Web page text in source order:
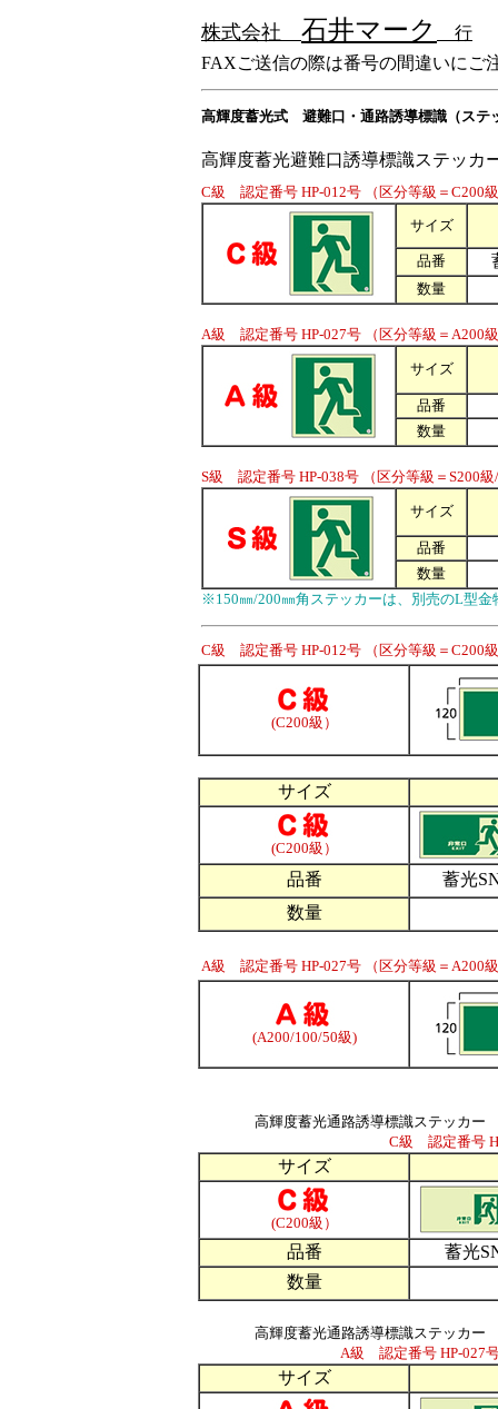
株式会社 石井マーク
行
FAXご送信の際は番号の間違いにご
高輝度蓄光式 避難口・通路誘導標識（ステ
高輝度蓄光避難口誘導標識ステッ
C級 認定番号 HP-012号 （区分等級＝C200
サイズ
品番
数量
A級 認定番号 HP-027号 （区分等級＝A200
サイズ
品番
数量
S級 認定番号 HP-038号 （区分等級＝S200級
サイズ
品番
数量
※150㎜/200㎜角ステッカーは、別売のL型
C級 認定番号 HP-012号 （区分等級＝C200
(C200級）
サイズ
(C200級）
品番
蓄光
数量
A級 認定番号 HP-027号 （区分等級＝A200
(A200/100/50級)
高輝度蓄光通路誘導標識ステッカ
C級 認定番号
サイズ
(C200級）
品番
蓄光
数量
高輝度蓄光通路誘導標識ステッカ
A級 認定番号 HP-027
サイズ